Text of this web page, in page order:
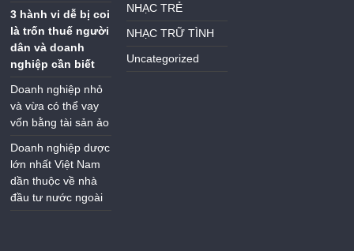
3 hành vi dễ bị coi
là trốn thuế người
dân và doanh
nghiệp cần biết
Doanh nghiệp nhỏ
và vừa có thể vay
vốn bằng tài sản ảo
Doanh nghiệp dược
lớn nhất Việt Nam
dần thuộc về nhà
đầu tư nước ngoài
NHẠC TRẺ
NHẠC TRỮ TÌNH
Uncategorized